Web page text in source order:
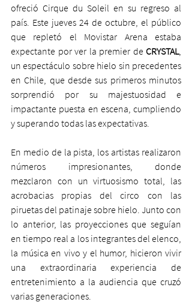
ofreció Cirque du Soleil en su regreso al
país. Este jueves 24 de octubre, el público
que repletó el Movistar Arena estaba
expectante por ver la premier de CRYSTAL,
un espectáculo sobre hielo sin precedentes
en Chile, que desde sus primeros minutos
sorprendió por su majestuosidad e
impactante puesta en escena, cumpliendo
y superando todas las expectativas.
En medio de la pista, los artistas realizaron
números impresionantes, donde
mezclaron con un virtuosismo total, las
acrobacias propias del circo con las
piruetas del patinaje sobre hielo. Junto con
lo anterior, las proyecciones que seguían
en tiempo real a los integrantes del elenco,
la música en vivo y el humor, hicieron vivir
una extraordinaria experiencia de
entretenimiento a la audiencia que cruzó
varias generaciones.